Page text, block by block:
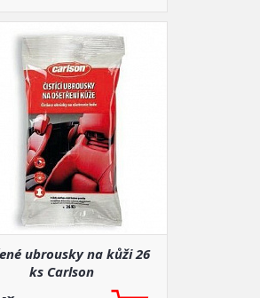
ubrousky na kůži 26
ks Carlson